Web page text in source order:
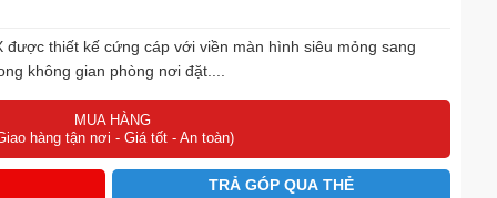
được thiết kế cứng cáp với viền màn hình siêu mỏng sang
không gian phòng nơi đặt....
MUA HÀNG
hàng tận nơi - Giá tốt - An toàn)
TRẢ GÓP QUA THẺ